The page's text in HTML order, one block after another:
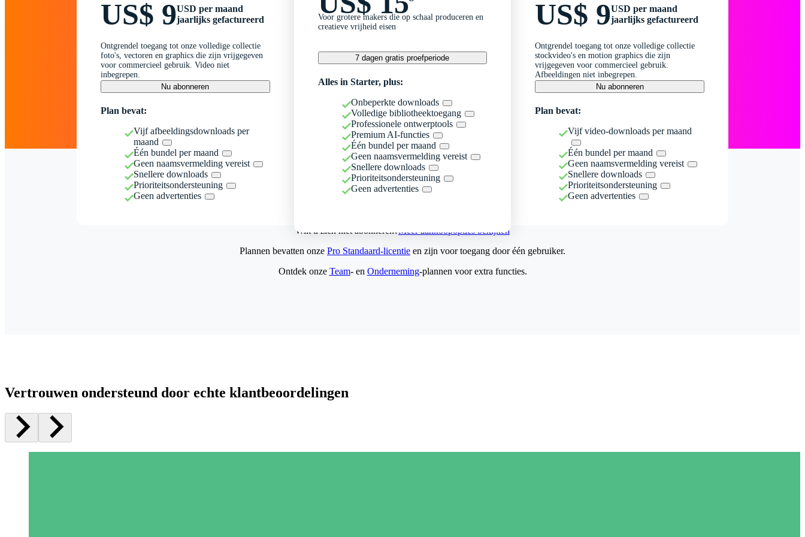
US$ 9USD per maand
jaarlijks gefactureerd
Ontgrendel toegang tot onze volledige collectie
foto's, vectoren en graphics die zijn vrijgegeven
voor commercieel gebruik. Video niet
inbegrepen.
Nu abonneren
Plan bevat:
Vijf afbeeldingsdownloads per
maand
Één bundel per maand
Geen naamsvermelding vereist
Snellere downloads
Prioriteitsondersteuning
Geen advertenties
Voor grotere makers die op schaal produceren en
creatieve vrijheid eisen
7 dagen gratis proefperiode
Alles in Starter, plus:
Onbeperkte downloads
Volledige bibliotheektoegang
Professionele ontwerptools
Premium AI-functies
Één bundel per maand
Geen naamsvermelding vereist
Snellere downloads
Prioriteitsondersteuning
Geen advertenties
US$ 9USD per maand
jaarlijks gefactureerd
Ontgrendel toegang tot onze volledige collectie
stockvideo's en motion graphics die zijn
vrijgegeven voor commercieel gebruik.
Afbeeldingen niet inbegrepen.
Nu abonneren
Plan bevat:
Vijf video-downloads per maand
Één bundel per maand
Geen naamsvermelding vereist
Snellere downloads
Prioriteitsondersteuning
Geen advertenties
Wilt u zich niet abonneren?Meer aankoopopties bekijken
Plannen bevatten onze Pro Standaard-licentie en zijn voor toegang door één gebruiker.
Ontdek onze Team- en Onderneming-plannen voor extra functies.
Vertrouwen ondersteund door echte klantbeoordelingen